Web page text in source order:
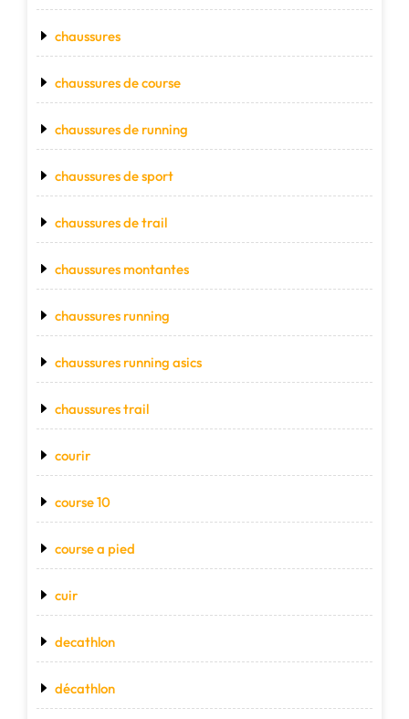
chaussures
chaussures de course
chaussures de running
chaussures de sport
chaussures de trail
chaussures montantes
chaussures running
chaussures running asics
chaussures trail
courir
course 10
course a pied
cuir
decathlon
décathlon